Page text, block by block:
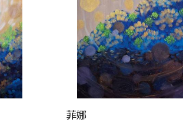
菲娜